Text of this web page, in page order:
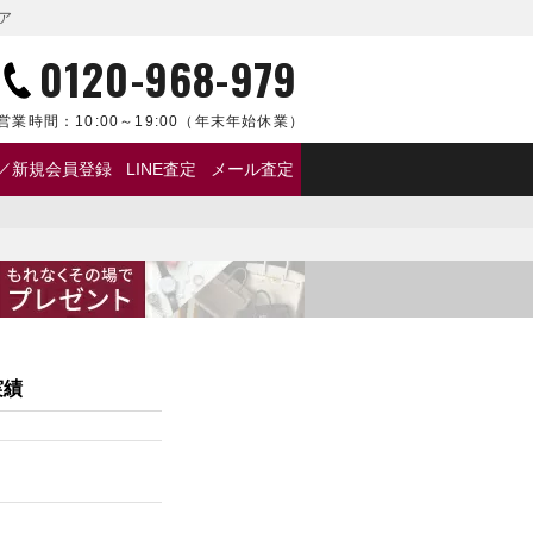
0120-968-979
業時間： 10:00～19:00 （年末年始休業）
新規会員登録 LINE査定 メール査定
績